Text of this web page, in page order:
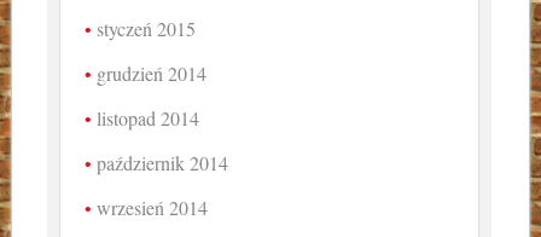
styczeń 2015
grudzień 2014
listopad 2014
październik 2014
wrzesień 2014